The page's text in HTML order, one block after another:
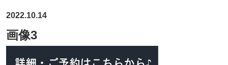
2022.10.14
画像3